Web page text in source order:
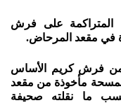
المتراكمة على فرش
في مقعد المرحاض.
من فرش كريم الأساس
بمسحة مأخوذة من مقعد
ما نقلته صحيفة